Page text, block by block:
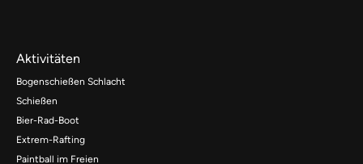
Aktivitäten
Bogenschießen Schlacht
Schießen
Bier-Rad-Boot
Extrem-Rafting
Paintball im Freien